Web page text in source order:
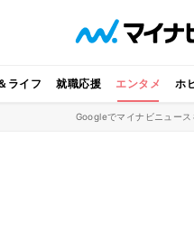
ライフ 就職応援 エンタメ ホ
Googleでマイナビニュー